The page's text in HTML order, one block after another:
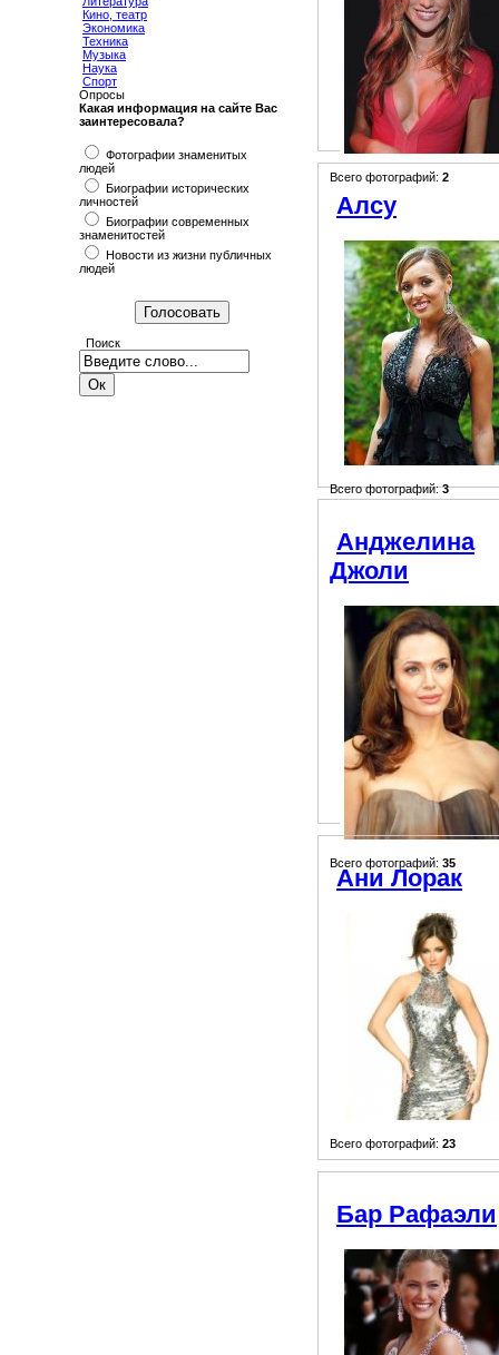
Кино, театр
Экономика
Техника
Музыка
Наука
Спорт
Опросы
Какая информация на сайте Вас
заинтересовала?
Фотографии знаменитых
людей
Биографии исторических
личностей
Биографии современных
знаменитостей
Новости из жизни публичных
людей
Поиск
Всего фотографий: 2
Алсу
Всего фотографий:3
Анджелина
Джоли
Всего фотографий: 35
Ани Лорак
Всего фотографий: 23
Бар Рафаэли